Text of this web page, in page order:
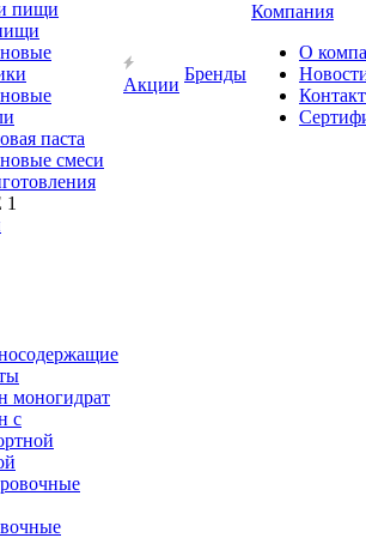
паста
смеси
моногидрат
с
Акции
Бренды
Компания
О